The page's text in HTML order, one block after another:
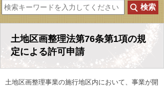
土地区画整理法第76条第1項の規
定による許可申請
土地区画整理事業の施行地区内において、事業が開